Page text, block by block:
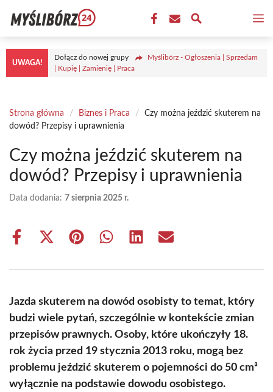
treści
UWAGA!
Dołącz do nowej grupy
Myślibórz - Ogłoszenia | Sprzedam
| Kupię | Zamienię | Praca
Strona główna / Biznes i Praca /
Czy można jeździć skuterem na
dowód? Przepisy i uprawnienia
Czy można jeździć skuterem na
dowód? Przepisy i uprawnienia
Data dodania: 7 sierpnia 2025 r.
Share
Share
(Twitter)
Share Share Share Share
Jazda skuterem na dowód osobisty to temat, który
budzi wiele pytań, szczególnie w kontekście zmian
przepisów prawnych. Osoby, które ukończyły 18.
rok życia przed 19 stycznia 2013 roku, mogą bez
problemu jeździć skuterem o pojemności do 50 cm³
wyłącznie na podstawie dowodu osobistego.